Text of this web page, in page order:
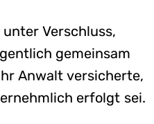
Verschluss,
gemeinsam
Anwalt versicherte,
erfolgt sei.